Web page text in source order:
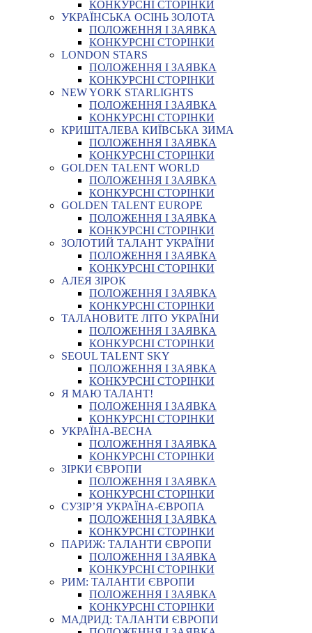
КОНКУРСНІ СТОРІНКИ
УКРАЇНСЬКА ОСІНЬ ЗОЛОТА
ПОЛОЖЕННЯ І ЗАЯВКА
КОНКУРСНІ СТОРІНКИ
LONDON STARS
ПОЛОЖЕННЯ І ЗАЯВКА
КОНКУРСНІ СТОРІНКИ
NEW YORK STARLIGHTS
ПОЛОЖЕННЯ І ЗАЯВКА
КОНКУРСНІ СТОРІНКИ
КРИШТАЛЕВА КИЇВСЬКА ЗИМА
ПОЛОЖЕННЯ І ЗАЯВКА
КОНКУРСНІ СТОРІНКИ
GOLDEN TALENT WORLD
ПОЛОЖЕННЯ І ЗАЯВКА
КОНКУРСНІ СТОРІНКИ
GOLDEN TALENT EUROPE
ПОЛОЖЕННЯ І ЗАЯВКА
КОНКУРСНІ СТОРІНКИ
ЗОЛОТИЙ ТАЛАНТ УКРАЇНИ
ПОЛОЖЕННЯ І ЗАЯВКА
КОНКУРСНІ СТОРІНКИ
АЛЕЯ ЗІРОК
ПОЛОЖЕННЯ І ЗАЯВКА
КОНКУРСНІ СТОРІНКИ
ТАЛАНОВИТЕ ЛІТО УКРАЇНИ
ПОЛОЖЕННЯ І ЗАЯВКА
КОНКУРСНІ СТОРІНКИ
SEOUL TALENT SKY
ПОЛОЖЕННЯ І ЗАЯВКА
КОНКУРСНІ СТОРІНКИ
Я МАЮ ТАЛАНТ!
ПОЛОЖЕННЯ І ЗАЯВКА
КОНКУРСНІ СТОРІНКИ
УКРАЇНА-ВЕСНА
ПОЛОЖЕННЯ І ЗАЯВКА
КОНКУРСНІ СТОРІНКИ
ЗІРКИ ЄВРОПИ
ПОЛОЖЕННЯ І ЗАЯВКА
КОНКУРСНІ СТОРІНКИ
СУЗІР’Я УКРАЇНА-ЄВРОПА
ПОЛОЖЕННЯ І ЗАЯВКА
КОНКУРСНІ СТОРІНКИ
ПАРИЖ: ТАЛАНТИ ЄВРОПИ
ПОЛОЖЕННЯ І ЗАЯВКА
КОНКУРСНІ СТОРІНКИ
РИМ: ТАЛАНТИ ЄВРОПИ
ПОЛОЖЕННЯ І ЗАЯВКА
КОНКУРСНІ СТОРІНКИ
МАДРИД: ТАЛАНТИ ЄВРОПИ